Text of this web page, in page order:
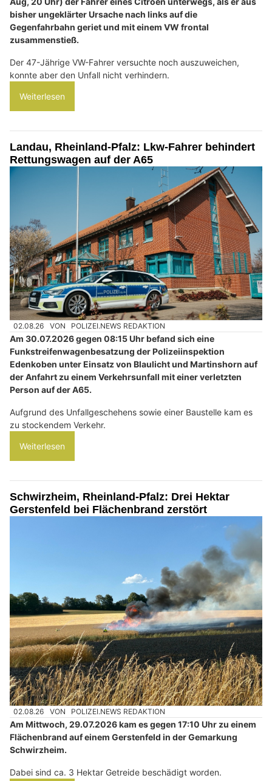
bisher ungeklärter Ursache nach links auf die
Gegenfahrbahn geriet und mit einem VW frontal
zusammenstieß.
Der 47-Jährige VW-Fahrer versuchte noch auszuweichen,
konnte aber den Unfall nicht verhindern.
Weiterlesen
Landau, Rheinland-Pfalz: Lkw-Fahrer behindert
Rettungswagen auf der A65
02.08.26 VON POLIZEI.NEWS REDAKTION
Am 30.07.2026 gegen 08:15 Uhr befand sich eine
Funkstreifenwagenbesatzung der Polizeiinspektion
Edenkoben unter Einsatz von Blaulicht und Martinshorn auf
der Anfahrt zu einem Verkehrsunfall mit einer verletzten
Person auf der A65.
Aufgrund des Unfallgeschehens sowie einer Baustelle kam es
zu stockendem Verkehr.
Weiterlesen
Schwirzheim, Rheinland-Pfalz: Drei Hektar
Gerstenfeld bei Flächenbrand zerstört
02.08.26 VON POLIZEI.NEWS REDAKTION
Am Mittwoch, 29.07.2026 kam es gegen 17:10 Uhr zu einem
Flächenbrand auf einem Gerstenfeld in der Gemarkung
Schwirzheim.
Dabei sind ca. 3 Hektar Getreide beschädigt worden.